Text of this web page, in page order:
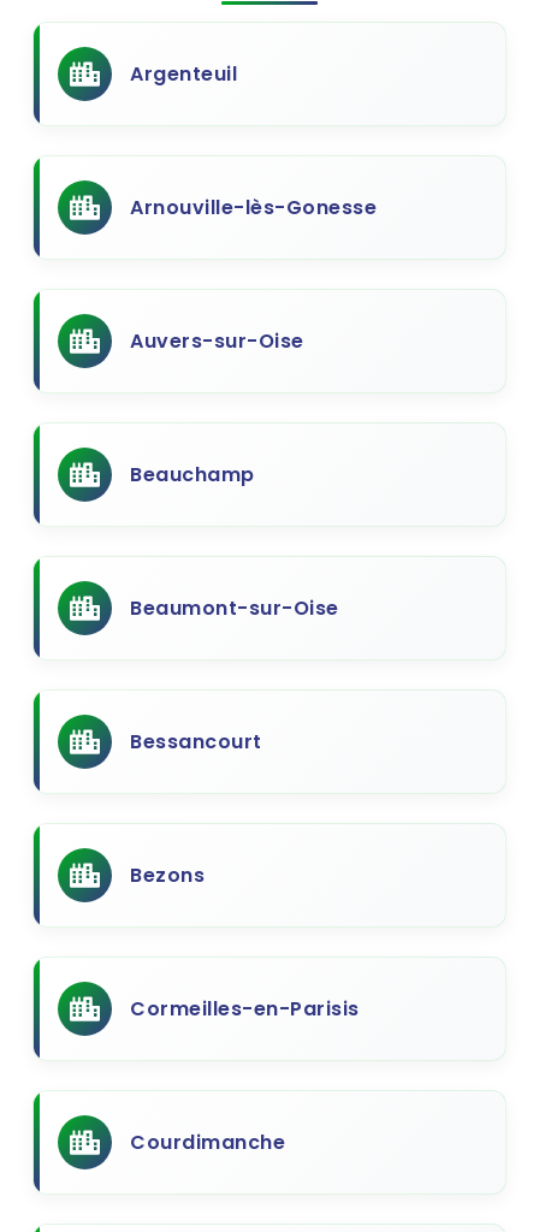
Argenteuil
Arnouville-lès-Gonesse
Auvers-sur-Oise
Beauchamp
Beaumont-sur-Oise
Bessancourt
Bezons
Cormeilles-en-Parisis
Courdimanche